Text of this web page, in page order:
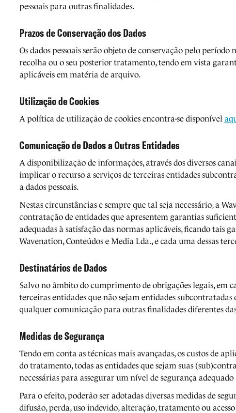
pessoais para outras finalidades.
Prazos de Conservação dos Dados
Os dados pessoais serão objeto de conservação pelo
recolha ou o seu posterior tratamento, tendo em vista
aplicáveis em matéria de arquivo.
Utilização de Cookies
A política de utilização de cookies encontra-se disponível
Comunicação de Dados a Outras Entidades
A disponibilização de informações, através dos diversos
implicar o recurso a serviços de terceiras entidades
a dados pessoais.
Nestas circunstâncias e sempre que tal seja necessário, a
contratação de entidades que apresentem garantias
adequadas à satisfação das normas aplicáveis, ficando tais
Wavenation, Conteúdos e Media Lda., e cada uma dessas
Destinatários de Dados
Salvo no âmbito do cumprimento de obrigações legais, em
terceiras entidades que não sejam entidades
qualquer comunicação para outras finalidades diferentes
Medidas de Segurança
Tendo em conta as técnicas mais avançadas, os custos de
do tratamento, todas as entidades que sejam suas
necessárias para assegurar um nível de segurança adequado
Para o efeito, poderão ser adotadas diversas medidas de
difusão, perda, uso indevido, alteração, tratamento ou